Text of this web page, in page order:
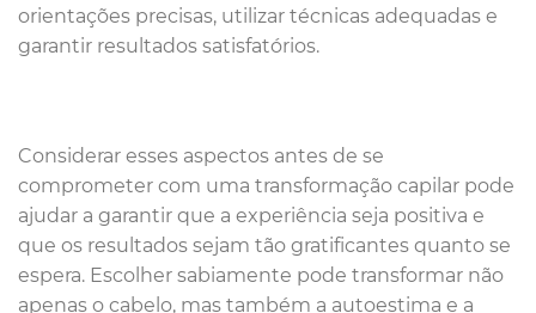
orientações precisas, utilizar técnicas adequadas e
garantir resultados satisfatórios.
Considerar esses aspectos antes de se
comprometer com uma transformação capilar pode
ajudar a garantir que a experiência seja positiva e
que os resultados sejam tão gratificantes quanto se
espera. Escolher sabiamente pode transformar não
apenas o cabelo, mas também a autoestima e a